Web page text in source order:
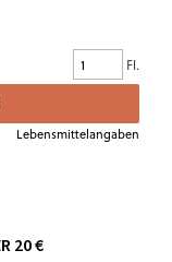
Fl.
Lebensmittelangaben
20 €